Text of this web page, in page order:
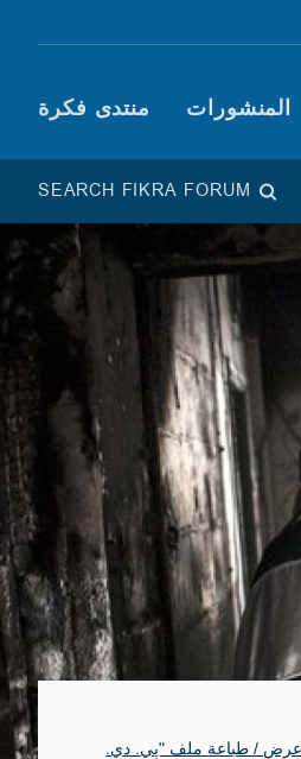
المنشورات منتدى فكرة
SEARCH FIKRA FORUM
عرض / طباعة ملف "پي. دي.